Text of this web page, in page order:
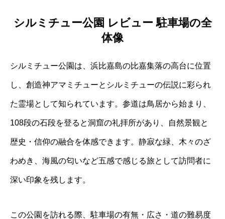
シルミチュー公園 レビュー 駐車場の全
体像
シルミチュー公園は、浜比嘉島の比嘉集落の高台に位置
し、創造神アマミチューとシルミチューの伝説に彩られ
た霊場として知られています。参道は鳥居から始まり、
108段の石段を登ると洞窟の礼拝所があり、自然景観と
歴史・信仰の融合を体感できます。静寂な緑、木々のざ
わめき、海風の匂いなど五感で感じる旅として訪問者に
深い印象を残します。
この公園を訪れる際、駐車場の有無・広さ・道の難易度